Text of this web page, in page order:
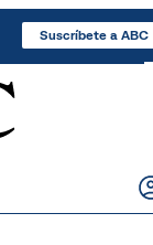
Suscríbete a ABC